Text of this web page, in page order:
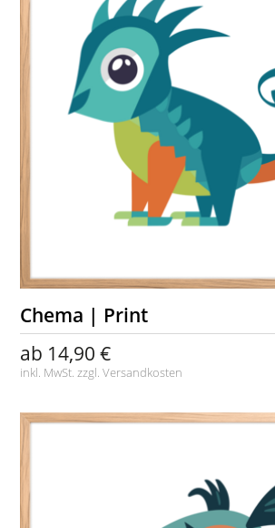
Chema | Print
ab 14,90 €
inkl. MwSt. zzgl.Versandkosten